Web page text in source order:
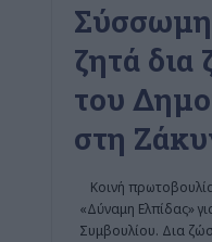
Σύσσωμη
ζητά δια
του
στη
Κοινή
«Δύναμη Ελπίδας»
Συμβουλίου. Δια